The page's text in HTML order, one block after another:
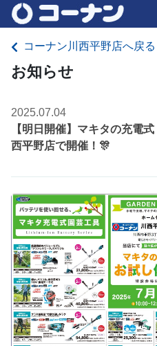
コーナン川西平野店へ戻る
お知らせ
2025.07.04
【明日開催】マキタの充電
西平野店で開催！🎊